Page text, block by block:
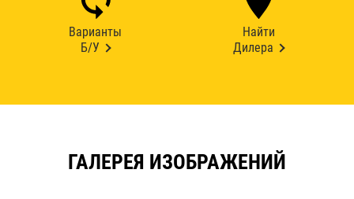
Варианты
Б/У
Найти
Дилера
ГАЛЕРЕЯ ИЗОБРАЖЕНИЙ